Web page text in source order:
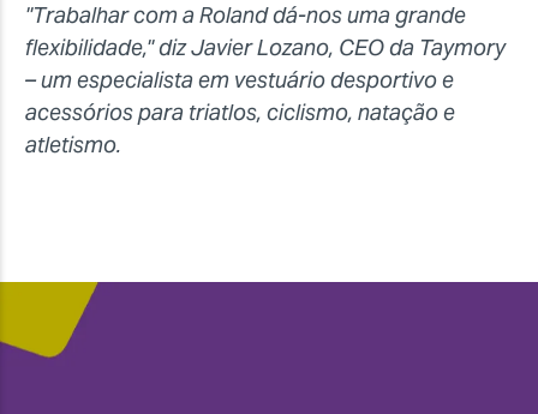
"Trabalhar com a Roland dá-nos uma grande
flexibilidade," diz Javier Lozano, CEO da Taymory
– um especialista em vestuário desportivo e
acessórios para triatlos, ciclismo, natação e
atletismo.